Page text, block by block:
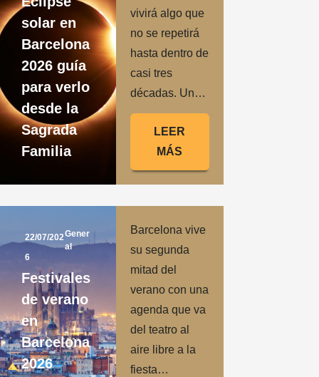
solar en
Barcelona
2026 guía
para verlo
desde la
Sagrada
Familia
vivirá algo que
no se repetirá
hasta dentro de
casi tres
décadas. Un…
LEER
MÁS
22/07/202
6
Gener
al
Festivales
de verano
en
Barcelona
2026
Barcelona vive
su segunda
mitad del
verano con una
agenda que va
del teatro al
aire libre a la
fiesta…